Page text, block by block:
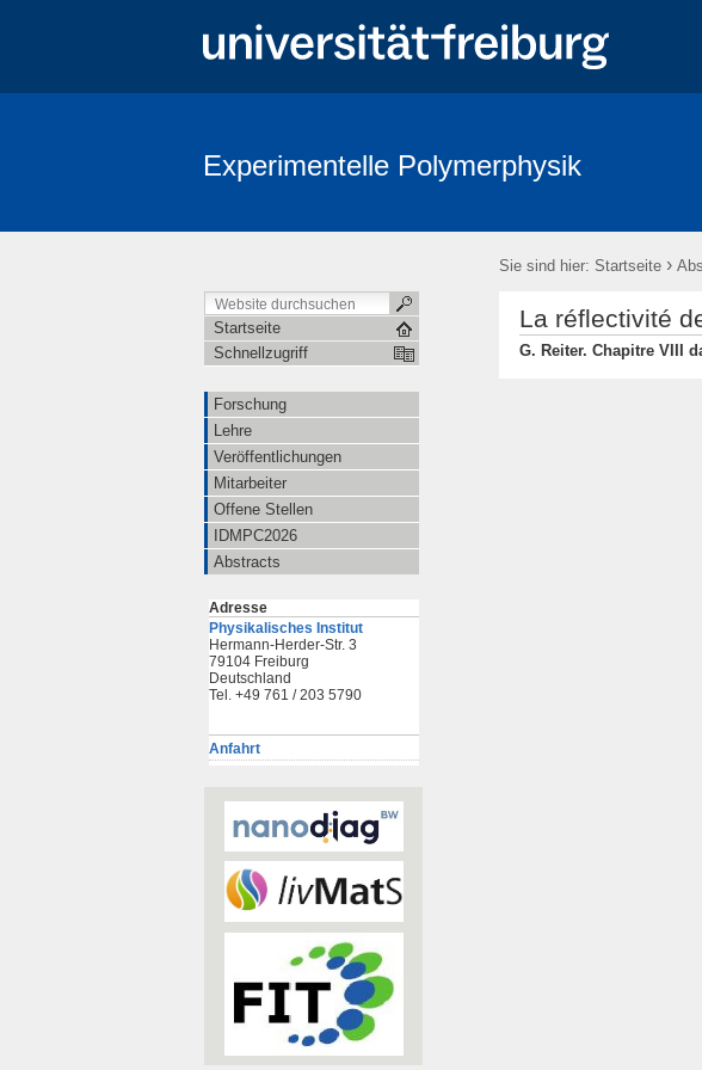
Experimentelle Polymerphysik
Sie sind hier: Startseite ›
Startseite
Schnellzugriff
Forschung
Lehre
Veröffentlichungen
Mitarbeiter
Offene Stellen
IDMPC2026
Abstracts
Adresse
Physikalisches Institut
Hermann-Herder-Str. 3
79104 Freiburg
Deutschland
Tel. +49 761 / 203 5790
Anfahrt
La réflectivité
G. Reiter. Chapitre VIII